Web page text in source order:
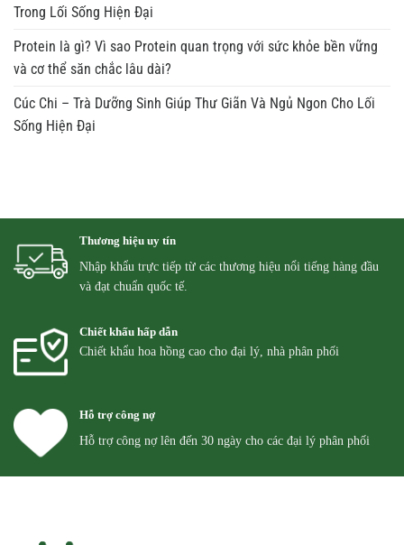
Trong Lối Sống Hiện Đại
Protein là gì? Vì sao Protein quan trọng với sức khỏe bền vững
và cơ thể săn chắc lâu dài?
Cúc Chi – Trà Dưỡng Sinh Giúp Thư Giãn Và Ngủ Ngon Cho Lối
Sống Hiện Đại
Thương hiệu uy tín
Nhập khẩu trực tiếp từ các thương hiệu nổi tiếng hàng đầu
và đạt chuẩn quốc tế.
Chiết khấu hấp dẫn
Chiết khẩu hoa hồng cao cho đại lý, nhà phân phối
Hỗ trợ công nợ
Hỗ trợ công nợ lên đến 30 ngày cho các đại lý phân phối